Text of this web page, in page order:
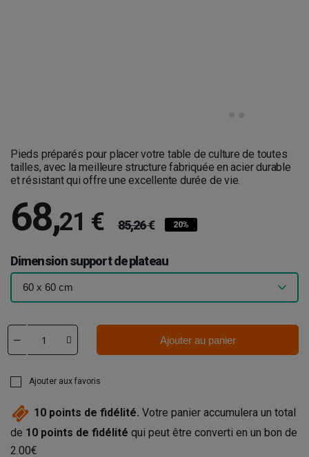
Pieds préparés pour placer votre table de culture de toutes
tailles, avec la meilleure structure fabriquée en acier durable
et résistant qui offre une excellente durée de vie.
68,21 € 85,26 € 20%
Dimension support de plateau
Ajouter au panier
Ajouter aux favoris
10 points de fidélité. Votre panier accumulera un total
de 10 points de fidélité qui peut être converti en un bon de
2.00€